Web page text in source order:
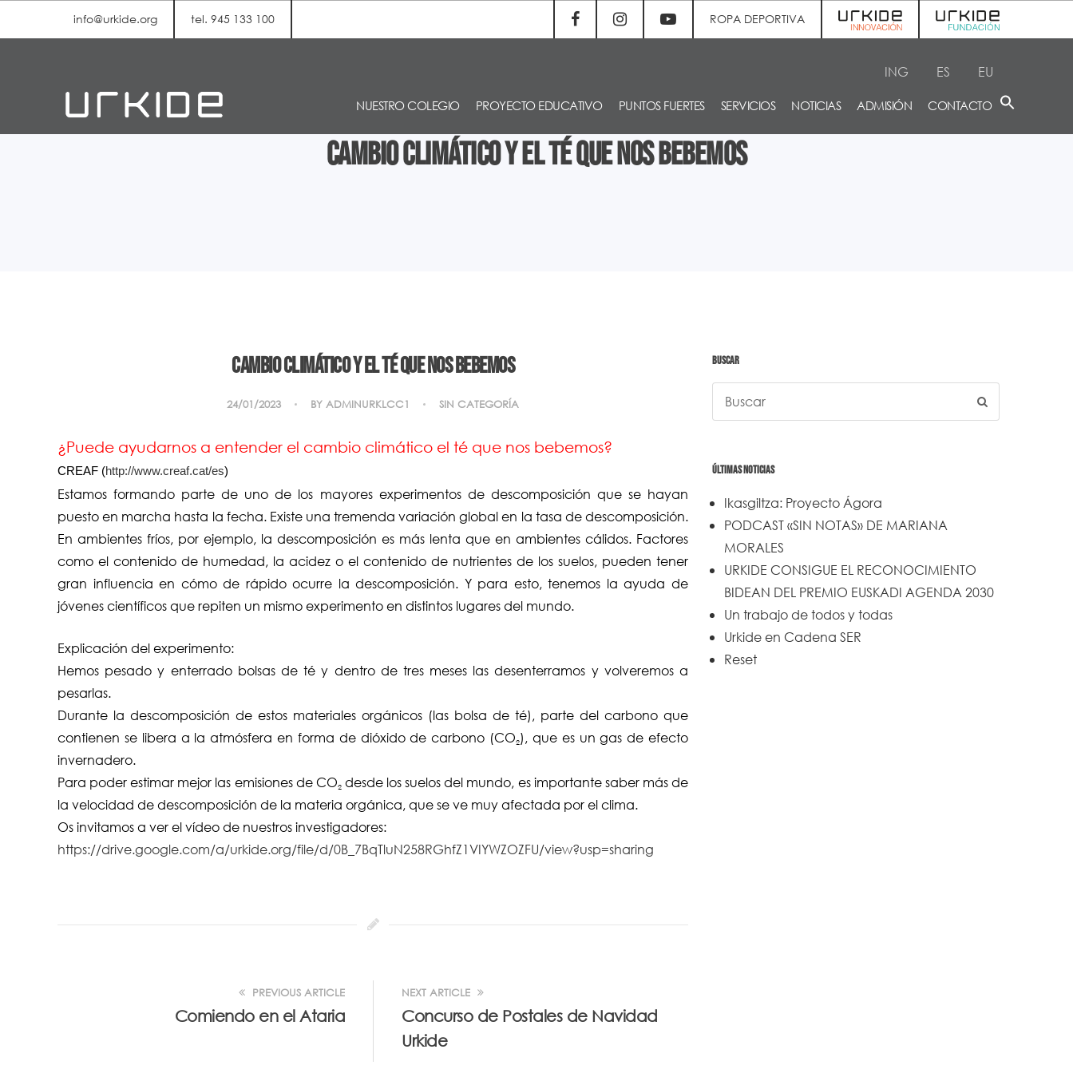
info@urkide.org tel. 945 133 100 ROPA DEPORTIVA
ING ES EU
NUESTRO COLEGIO PROYECTO EDUCATIVO PUNTOS FUERTES SERVICIOS NOTICIAS ADMISIÓN CONTACTO
Cambio climático y el té que nos bebemos
Cambio climático y el té que nos bebemos
24/01/2023 BY ADMINURKLCC1 SIN CATEGORÍA
¿Puede ayudarnos a entender el cambio climático el té que nos bebemos?
CREAF (http://www.creaf.cat/es)
Estamos formando parte de uno de los mayores experimentos de descomposición que se hayan
puesto en marcha hasta la fecha. Existe una tremenda variación global en la tasa de descomposición.
En ambientes fríos, por ejemplo, la descomposición es más lenta que en ambientes cálidos. Factores
como el contenido de humedad, la acidez o el contenido de nutrientes de los suelos, pueden tener
gran influencia en cómo de rápido ocurre la descomposición. Y para esto, tenemos la ayuda de
jóvenes científicos que repiten un mismo experimento en distintos lugares del mundo.
Explicación del experimento:
Hemos pesado y enterrado bolsas de té y dentro de tres meses las desenterramos y volveremos a
pesarlas.
Durante la descomposición de estos materiales orgánicos (las bolsa de té), parte del carbono que
contienen se libera a la atmósfera en forma de dióxido de carbono (CO2), que es un gas de efecto
invernadero.
Para poder estimar mejor las emisiones de CO2desde los suelos del mundo, es importante saber más de
la velocidad de descomposición de la materia orgánica, que se ve muy afectada por el clima.
Os invitamos a ver el vídeo de nuestros investigadores:
https://drive.google.com/a/urkide.org/file/d/0B_7BqTluN258RGhfZ1VIYWZOZFU/view?usp=sharing
PREVIOUS ARTICLE
Comiendo en el Ataria
NEXT ARTICLE
Concurso de Postales de Navidad
Urkide
BUSCAR
ÚLTIMAS NOTICIAS
Ikasgiltza: Proyecto Ágora
PODCAST «SIN NOTAS» DE MARIANA
MORALES
URKIDE CONSIGUE EL RECONOCIMIENTO
BIDEAN DEL PREMIO EUSKADI AGENDA 2030
Un trabajo de todos y todas
Urkide en Cadena SER
Reset